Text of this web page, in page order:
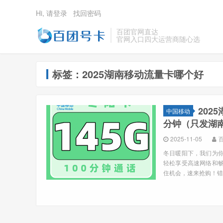
百团官网直达
官网入口四大运营商随心选
Hi, 请登录 找回密码
标签：2025湖南移动流量卡哪个好
中国移动
2025
分钟（只发湖
2025-11-05
冬日暖阳下，我们为
轻松享受高速网络和
住机会，速来抢购！